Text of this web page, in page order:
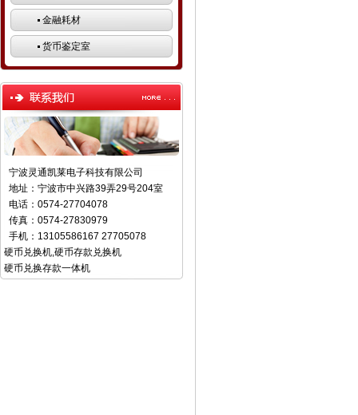
金融耗材
货币鉴定室
宁波灵通凯莱电子科技有限公司
地址：宁波市中兴路39弄29号204室
电话：0574-27704078
传真：0574-27830979
手机：13105586167 27705078
硬币兑换机,硬币存款兑换机
硬币兑换存款一体机